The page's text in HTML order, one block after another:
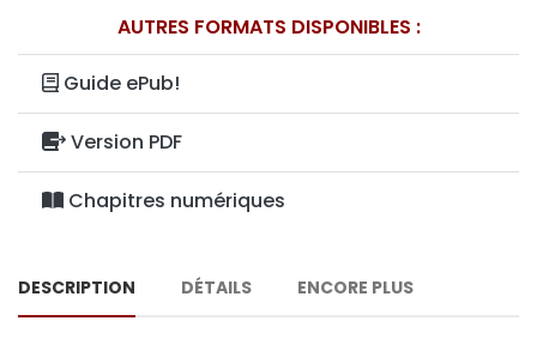
AUTRES FORMATS DISPONIBLES :
Guide ePub!
Version PDF
Chapitres numériques
DESCRIPTION DÉTAILS ENCORE PLUS